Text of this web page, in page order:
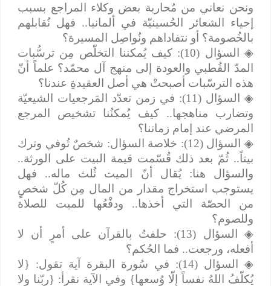
ونحن نعاني من مُحاربة بعض وكلاء المراجع بسبب
إحياء الشعائر الحُسينيّة في ألمانيا.. فهل نُقابلهم
بالخُصومة؟ أو نتفاداهم ونُواصِل المسيرة؟
◈
السؤال (10): كيف يُمكننا التخلّص مِن ترسُّبات
المدّ القُطبي والعودة إلى منهج آل محمّد؟ علماً أنّ
هذه الترسّبات أصبحتْ هي أصل العقيدةِ عندنا؟
◈
السؤال (11): في زمن تعدّد المَرجعيات الشيعيّة
وتضارب مناهجها.. كيف يُمكنُنا تشخيص المرجع
المرضي عند إمام زماننا؟
◈
السؤال (12): خلاصة السؤال: شخصٌ تُوفي وترك
بيتاً.. ثُمّ بعد ذلك قُسّمت قيمة البيت على الورثة..
والسؤال هنا: يُقال أنّ الميت ثُلث ماله.. فهل
يستوجب استخراج مقدار من المال مِن كُلّ شخصٍ
من الحصّة التي أخذها.. ودفْعُها للميت للصلاة
وللصوم؟
◈
السؤال (13): حلفتُ بالقرآن على أمرٍ أن لا
أفعله، ورجعت.. فما الحُكم؟
◈
السؤال (14): في سُورة البقرة آية تقول: {لا
يُكلّفُ اللهُ نفساً إلّا وُسعها} وفي الآية نقرأ: {ربّنا ولا